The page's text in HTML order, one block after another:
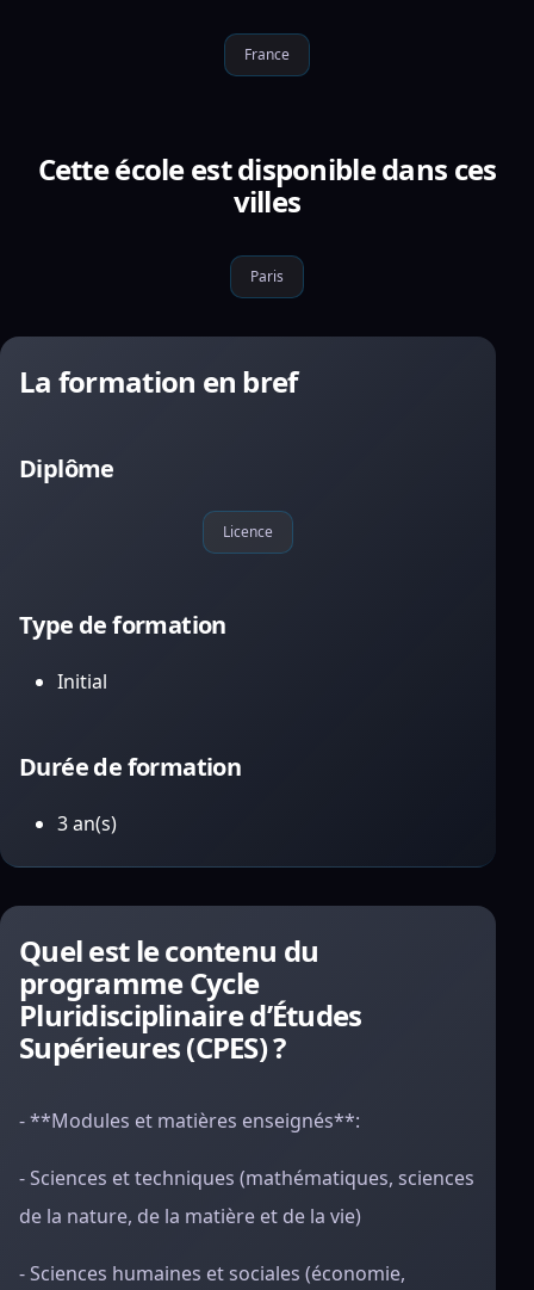
France
Cette école est disponible dans ces
villes
Paris
La formation en bref
Diplôme
Licence
Type de formation
Initial
Durée de formation
3 an(s)
Quel est le contenu du
programme Cycle
Pluridisciplinaire d’Études
Supérieures (CPES) ?
- **Modules et matières enseignés**:
- Sciences et techniques (mathématiques, sciences
de la nature, de la matière et de la vie)
- Sciences humaines et sociales (économie,